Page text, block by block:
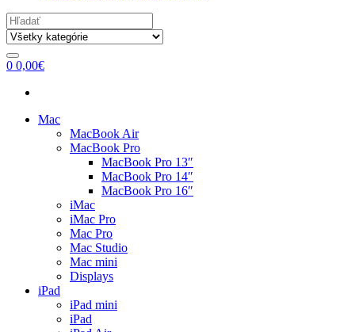
Search
for:
0 0,00€
Mac
MacBook Air
MacBook Pro
MacBook Pro 13″
MacBook Pro 14″
MacBook Pro 16″
iMac
iMac Pro
Mac Pro
Mac Studio
Mac mini
Displays
iPad
iPad mini
iPad